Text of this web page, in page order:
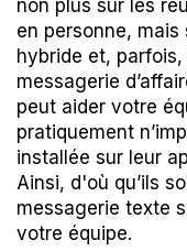
non plus sur les
en personne,
hybride et,
messagerie
peut aider votre
pratiquement
installée sur leur
Ainsi, d'où qu’ils
messagerie texte
votre équipe.